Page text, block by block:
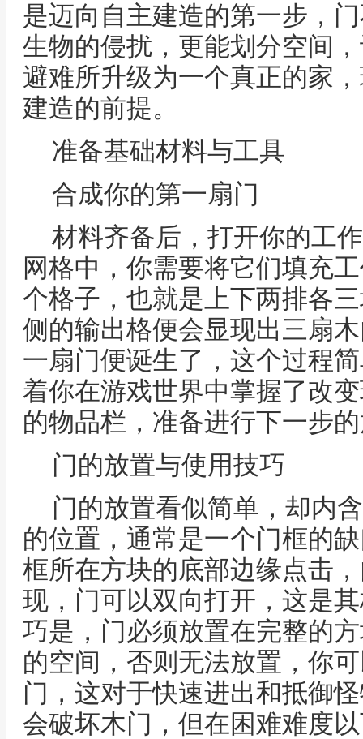
是迈向自主建造的第一步，
生物的侵扰，更能划分空间
避难所升级为一个真正的家
建造的前提。
准备基础材料与工具
合成你的第一扇门
材料齐备后，打开你的工
网格中，你需要将它们填充
个格子，也就是上下两排各
侧的输出格便会显现出三扇
一扇门便诞生了，这个过程
着你在游戏世界中掌握了改
的物品栏，准备进行下一步
门的放置与使用技巧
门的放置看似简单，却内
的位置，通常是一个门框的
框所在方块的底部边缘点击
现，门可以双向打开，这是
巧是，门必须放置在完整的
的空间，否则无法放置，你
门，这对于快速进出和抵御
会破坏木门，但在困难难度